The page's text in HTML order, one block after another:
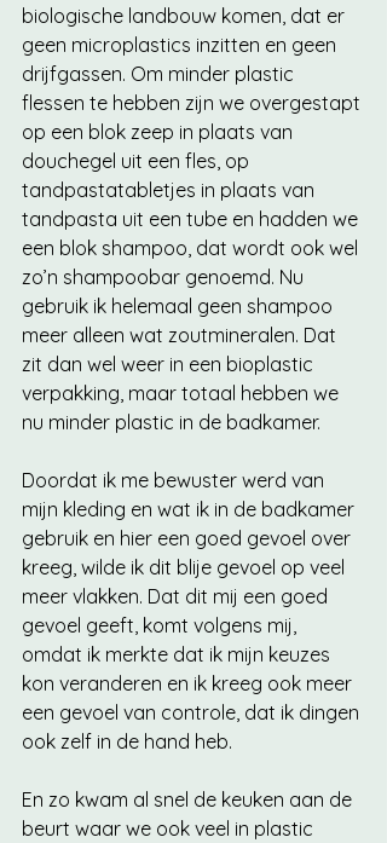
biologische landbouw komen, dat er
geen microplastics inzitten en geen
drijfgassen. Om minder plastic
flessen te hebben zijn we overgestapt
op een blok zeep in plaats van
douchegel uit een fles, op
tandpastatabletjes in plaats van
tandpasta uit een tube en hadden we
een blok shampoo, dat wordt ook wel
zo’n shampoobar genoemd. Nu
gebruik ik helemaal geen shampoo
meer alleen wat zoutmineralen. Dat
zit dan wel weer in een bioplastic
verpakking, maar totaal hebben we
nu minder plastic in de badkamer.
Doordat ik me bewuster werd van
mijn kleding en wat ik in de badkamer
gebruik en hier een goed gevoel over
kreeg, wilde ik dit blije gevoel op veel
meer vlakken. Dat dit mij een goed
gevoel geeft, komt volgens mij,
omdat ik merkte dat ik mijn keuzes
kon veranderen en ik kreeg ook meer
een gevoel van controle, dat ik dingen
ook zelf in de hand heb.
En zo kwam al snel de keuken aan de
beurt waar we ook veel in plastic